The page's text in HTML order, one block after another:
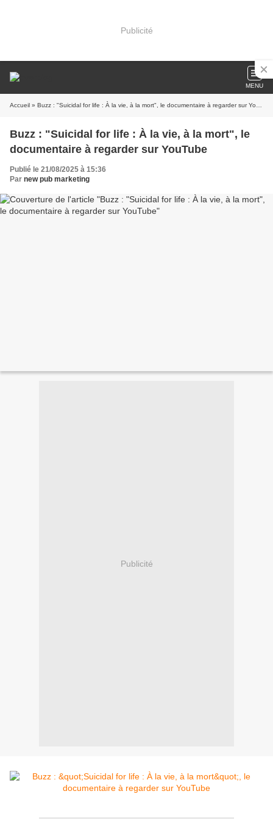
Publicité
MENU
Accueil » Buzz : "Suicidal for life : À la vie, à la mort", le documentaire à regarder sur YouTube
Buzz : "Suicidal for life : À la vie, à la mort", le
documentaire à regarder sur YouTube
Publié le 21/08/2025 à 15:36
Par new pub marketing
Publicité